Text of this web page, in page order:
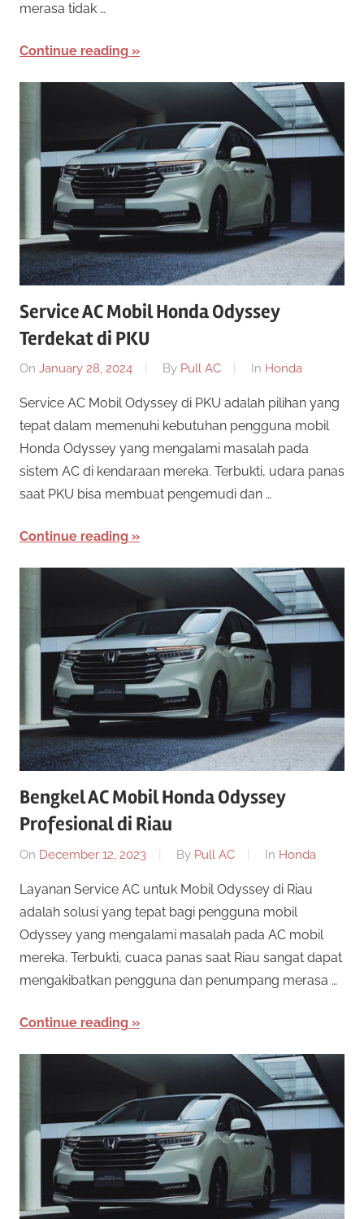
merasa tidak …
Continue reading
Service AC Mobil Honda Odyssey
Terdekat di PKU
On January 28, 2024 By Pull AC In Honda
Service AC Mobil Odyssey di PKU adalah pilihan yang
tepat dalam memenuhi kebutuhan pengguna mobil
Honda Odyssey yang mengalami masalah pada
sistem AC di kendaraan mereka. Terbukti, udara panas
saat PKU bisa membuat pengemudi dan …
Continue reading
Bengkel AC Mobil Honda Odyssey
Profesional di Riau
On December 12, 2023 By Pull AC In Honda
Layanan Service AC untuk Mobil Odyssey di Riau
adalah solusi yang tepat bagi pengguna mobil
Odyssey yang mengalami masalah pada AC mobil
mereka. Terbukti, cuaca panas saat Riau sangat dapat
mengakibatkan pengguna dan penumpang merasa …
Continue reading